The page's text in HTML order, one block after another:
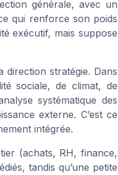
générale, avec un
qui renforce son poids
exécutif, mais suppose
stratégie. Dans
sociale, de climat, de
systématique des
externe. C’est ce
intégrée.
(achats, RH, finance,
tandis qu’une petite